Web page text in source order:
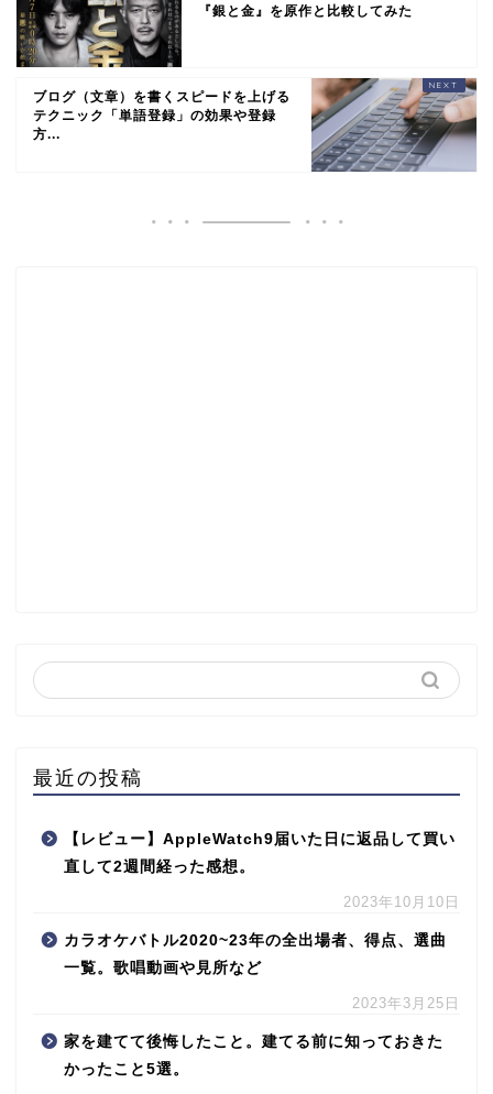
『銀と金』を原作と比較してみた
ブログ（文章）を書くスピードを上げる
テクニック「単語登録」の効果や登録
方...
最近の投稿
【レビュー】AppleWatch9届いた日に返品して買い
直して2週間経った感想。
2023年10月10日
カラオケバトル2020~23年の全出場者、得点、選曲
一覧。歌唱動画や見所など
2023年3月25日
家を建てて後悔したこと。建てる前に知っておきた
かったこと5選。